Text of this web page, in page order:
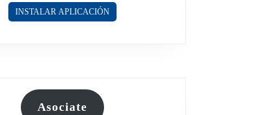
INSTALAR APLICACIÓN
Asociate